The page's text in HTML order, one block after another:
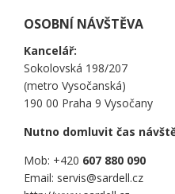
OSOBNÍ NÁVŠTĚVA
Kancelář:
Sokolovská 198/207
(metro Vysočanská)
190 00 Praha 9 Vysočany
Nutno domluvit čas
Mob: +420 607 880 090
Email: servis@sardell.cz